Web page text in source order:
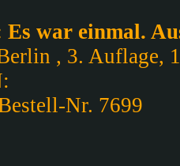
war einmal.
, 3. Auflage,
Nr. 7699